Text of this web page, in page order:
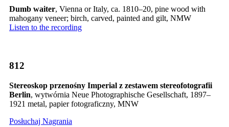
Dumb waiter, Vienna or Italy, ca. 1810–20, pine wood with
mahogany veneer; birch, carved, painted and gilt, NMW
Listen to the recording
812
Stereoskop przenośny Imperial z zestawem stereofotografii
Berlin, wytwórnia Neue Photographische Gesellschaft, 1897–
1921 metal, papier fotograficzny, MNW
Posłuchaj Nagrania